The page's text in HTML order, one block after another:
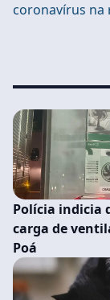
coronavírus na
Polícia indicia
carga de
Poá